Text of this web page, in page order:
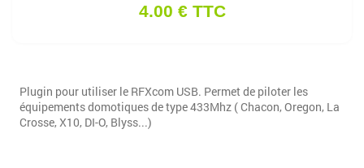
4.00 € TTC
Plugin pour utiliser le RFXcom USB. Permet de piloter les
équipements domotiques de type 433Mhz ( Chacon, Oregon, La
Crosse, X10, DI-O, Blyss...)